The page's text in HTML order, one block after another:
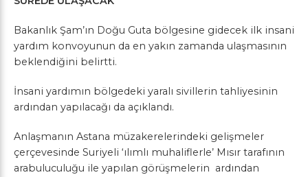
Bakanlık Şam’ın Doğu Guta bölgesine gidecek ilk insani
yardım konvoyunun da en yakın zamanda ulaşmasının
beklendiğini belirtti.
İnsani yardımın bölgedeki yaralı sivillerin tahliyesinin
ardından yapılacağı da açıklandı.
​Anlaşmanın Astana müzakerelerindeki gelişmeler
çerçevesinde Suriyeli ‘ılımlı muhaliflerle’ Mısır tarafının
arabuluculuğu ile yapılan görüşmelerin ardından